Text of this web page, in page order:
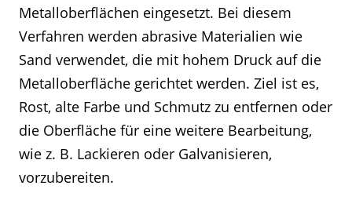
Metalloberflächen eingesetzt. Bei diesem
Verfahren werden abrasive Materialien wie
Sand verwendet, die mit hohem Druck auf die
Metalloberfläche gerichtet werden. Ziel ist es,
Rost, alte Farbe und Schmutz zu entfernen oder
die Oberfläche für eine weitere Bearbeitung,
wie z. B. Lackieren oder Galvanisieren,
vorzubereiten.